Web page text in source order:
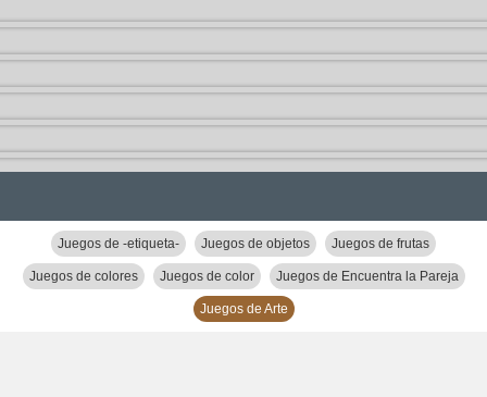
Juegos de -etiqueta- Juegos de objetos Juegos de frutas
Juegos de colores Juegos de color Juegos de Encuentra la Pareja
Juegos de Arte